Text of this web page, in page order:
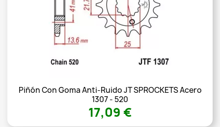
Piñón Con Goma Anti-Ruido JT SPROCKETS Acero
1307 - 520
17,09 €